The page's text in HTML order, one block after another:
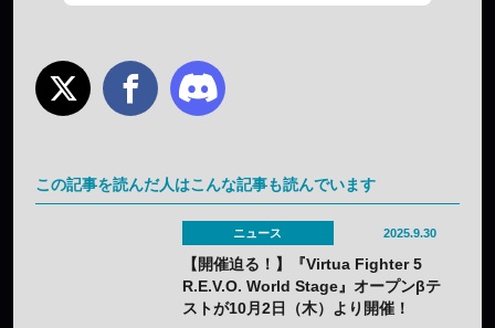
この記事を読んだ人はこんな記事も読んでいます
ニュース 2025.9.30
【開催迫る！】『Virtua Fighter 5
R.E.V.O. World Stage』オープンβテ
ストが10月2日（木）より開催！